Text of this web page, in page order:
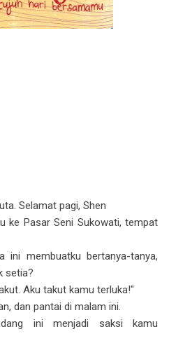
Selamat pagi, Shen
ke Pasar Seni Sukowati, tempat
ini membuatku bertanya-tanya,
setia?
Aku takut kamu terluka!"
dan pantai di malam ini.
ini menjadi saksi kamu